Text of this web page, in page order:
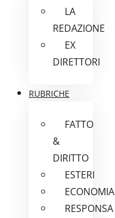
LA
REDAZIONE
EX
DIRETTORI
RUBRICHE
FATTO
&
DIRITTO
ESTERI
ECONOMIA
RESPONSA